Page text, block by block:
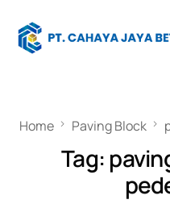
Home Paving Block
Tag: